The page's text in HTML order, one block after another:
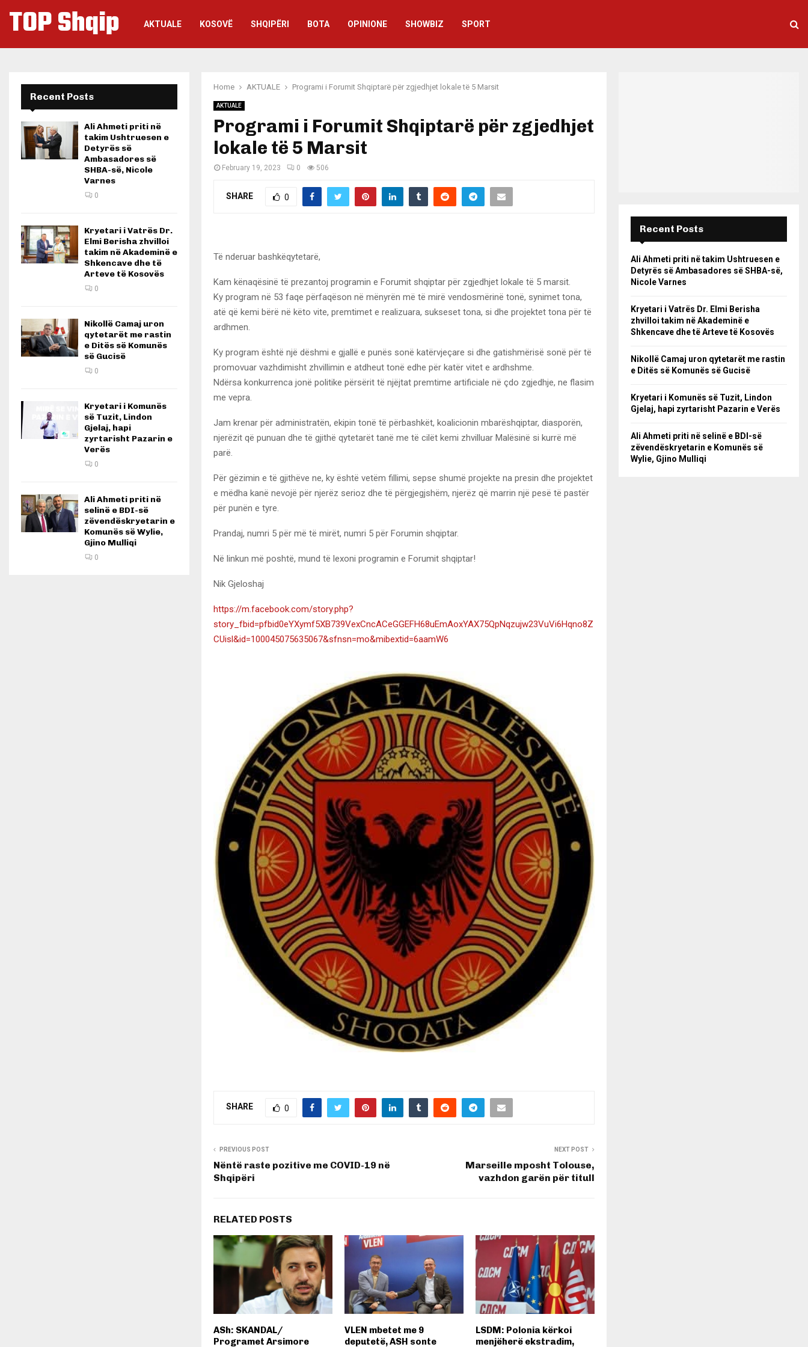
TOP Shqip AKTUALE KOSOVË SHQIPËRI BOTA OPINIONE SHOWBIZ SPORT
Home AKTUALE Programi i Forumit Shqiptarë për zgjedhjet lokale të 5 Marsit
AKTUALE
Programi i Forumit Shqiptarë për zgjedhjet
lokale të 5 Marsit
February 19, 2023 0 506
SHARE 0
Të nderuar bashkëqytetarë,
Kam kënaqësinë të prezantoj programin e Forumit shqiptar për zgjedhjet lokale të 5 marsit.
Ky program në 53 faqe përfaqëson në mënyrën më të mirë vendosmërinë tonë, synimet tona,
atë që kemi bërë në këto vite, premtimet e realizuara, sukseset tona, si dhe projektet tona për të
ardhmen.
Ky program është një dëshmi e gjallë e punës sonë katërvjeçare si dhe gatishmërisë sonë për të
promovuar vazhdimisht zhvillimin e atdheut tonë edhe për katër vitet e ardhshme.
Ndërsa konkurrenca jonë politike përsërit të njëjtat premtime artificiale në çdo zgjedhje, ne flasim
me vepra.
Jam krenar për administratën, ekipin tonë të përbashkët, koalicionin mbarëshqiptar, diasporën,
njerëzit që punuan dhe të gjithë qytetarët tanë me të cilët kemi zhvilluar Malësinë si kurrë më
parë.
Për gëzimin e të gjithëve ne, ky është vetëm fillimi, sepse shumë projekte na presin dhe projektet
e mëdha kanë nevojë për njerëz serioz dhe të përgjegjshëm, njerëz që marrin një pesë të pastër
për punën e tyre.
Prandaj, numri 5 për më të mirët, numri 5 për Forumin shqiptar.
Në linkun më poshtë, mund të lexoni programin e Forumit shqiptar!
Nik Gjeloshaj
https://m.facebook.com/story.php?
story_fbid=pfbid0eYXymf5XB739VexCncACeGGEFH68uEmAoxYAX75QpNqzujw23VuVi6Hqno8Z
CUisl&id=100045075635067&sfnsn=mo&mibextid=6aamW6
SHARE 0
PREVIOUS POST
Nëntë raste pozitive me COVID-19 në
Shqipëri
NEXT POST
Marseille mposht Tolouse,
vazhdon garën për titull
RELATED POSTS
ASh: SKANDAL/
Programet Arsimore
VLEN mbetet me 9
deputetë, ASH sonte
LSDM: Polonia kërkoi
menjëherë ekstradim,
Recent Posts
Ali Ahmeti priti në
takim Ushtruesen e
Detyrës së
Ambasadores së
SHBA-së, Nicole
Varnes
0
Kryetari i Vatrës Dr.
Elmi Berisha zhvilloi
takim në Akademinë e
Shkencave dhe të
Arteve të Kosovës
0
Nikollë Camaj uron
qytetarët me rastin
e Ditës së Komunës
së Gucisë
0
Kryetari i Komunës
së Tuzit, Lindon
Gjelaj, hapi
zyrtarisht Pazarin e
Verës
0
Ali Ahmeti priti në
selinë e BDI-së
zëvendëskryetarin e
Komunës së Wylie,
Gjino Mulliqi
0
Recent Posts
Ali Ahmeti priti në takim Ushtruesen e
Detyrës së Ambasadores së SHBA-së,
Nicole Varnes
Kryetari i Vatrës Dr. Elmi Berisha
zhvilloi takim në Akademinë e
Shkencave dhe të Arteve të Kosovës
Nikollë Camaj uron qytetarët me rastin
e Ditës së Komunës së Gucisë
Kryetari i Komunës së Tuzit, Lindon
Gjelaj, hapi zyrtarisht Pazarin e Verës
Ali Ahmeti priti në selinë e BDI-së
zëvendëskryetarin e Komunës së
Wylie, Gjino Mulliqi